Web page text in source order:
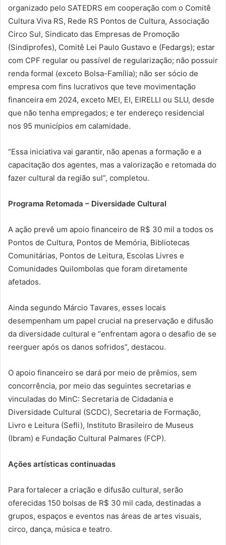
organizado pelo SATEDRS em cooperação com o Comitê
Cultura Viva RS, Rede RS Pontos de Cultura, Associação
Circo Sul, Sindicato das Empresas de Promoção
(Sindiprofes), Comitê Lei Paulo Gustavo e (Fedargs); estar
com CPF regular ou passível de regularização; não possuir
renda formal (exceto Bolsa-Família); não ser sócio de
empresa com fins lucrativos que teve movimentação
financeira em 2024, exceto MEI, EI, EIRELLI ou SLU, desde
que não tenha empregados; e ter endereço residencial
nos 95 municípios em calamidade.
“Essa iniciativa vai garantir, não apenas a formação e a
capacitação dos agentes, mas a valorização e retomada do
fazer cultural da região sul”, completou.
Programa Retomada – Diversidade Cultural
A ação prevê um apoio financeiro de R$ 30 mil a todos os
Pontos de Cultura, Pontos de Memória, Bibliotecas
Comunitárias, Pontos de Leitura, Escolas Livres e
Comunidades Quilombolas que foram diretamente
afetados.
Ainda segundo Márcio Tavares, esses locais
desempenham um papel crucial na preservação e difusão
da diversidade cultural e “enfrentam agora o desafio de se
reerguer após os danos sofridos”, destacou.
O apoio financeiro se dará por meio de prêmios, sem
concorrência, por meio das seguintes secretarias e
vinculadas do MinC: Secretaria de Cidadania e
Diversidade Cultural (SCDC), Secretaria de Formação,
Livro e Leitura (Sefli), Instituto Brasileiro de Museus
(Ibram) e Fundação Cultural Palmares (FCP).
Ações artísticas continuadas
Para fortalecer a criação e difusão cultural, serão
oferecidas 150 bolsas de R$ 30 mil cada, destinadas a
grupos, espaços e eventos nas áreas de artes visuais,
circo, dança, música e teatro.